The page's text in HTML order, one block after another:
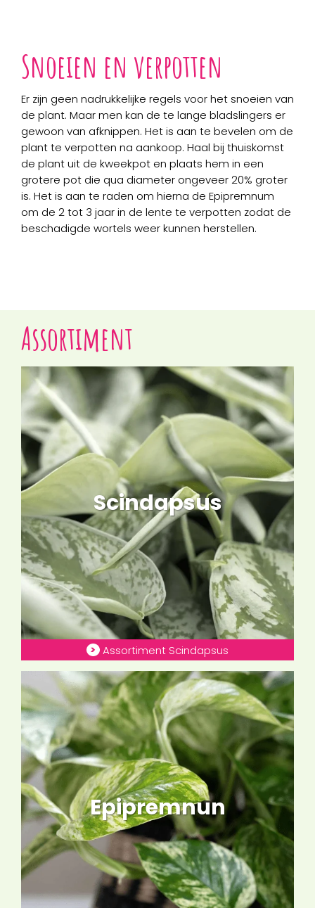
Snoeien en verpotten
Er zijn geen nadrukkelijke regels voor het snoeien van
de plant. Maar men kan de te lange bladslingers er
gewoon van afknippen. Het is aan te bevelen om de
plant te verpotten na aankoop. Haal bij thuiskomst
de plant uit de kweekpot en plaats hem in een
grotere pot die qua diameter ongeveer 20% groter
is. Het is aan te raden om hierna de Epipremnum
om de 2 tot 3 jaar in de lente te verpotten zodat de
beschadigde wortels weer kunnen herstellen.
Assortiment
Scindapsus
Assortiment Scindapsus
Epipremnun